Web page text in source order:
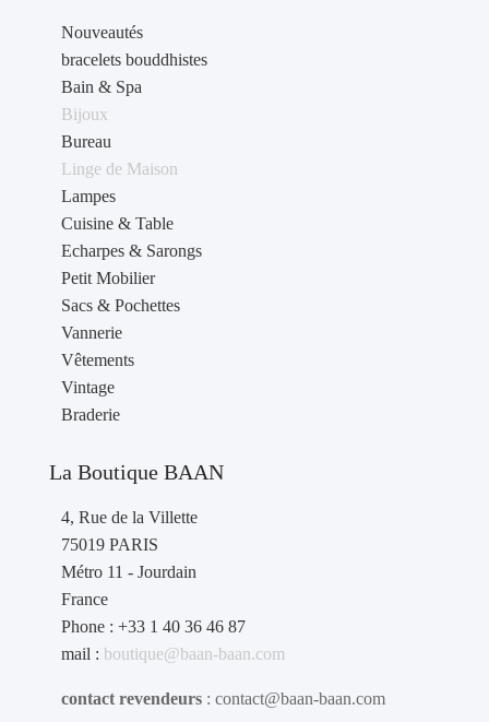
Nouveautés
bracelets bouddhistes
Bain & Spa
Bijoux
Bureau
Linge de Maison
Lampes
Cuisine & Table
Echarpes & Sarongs
Petit Mobilier
Sacs & Pochettes
Vannerie
Vêtements
Vintage
Braderie
La Boutique BAAN
4, Rue de la Villette
75019 PARIS
Métro 11 - Jourdain
France
Phone : +33 1 40 36 46 87
mail : boutique@baan-baan.com
contact revendeurs: contact@baan-baan.com